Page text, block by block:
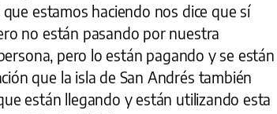
estamos haciendo nos dice que sí
no están pasando por nuestra
pero lo están pagando y se están
que la isla de San Andrés también
están llegando y están utilizando esta